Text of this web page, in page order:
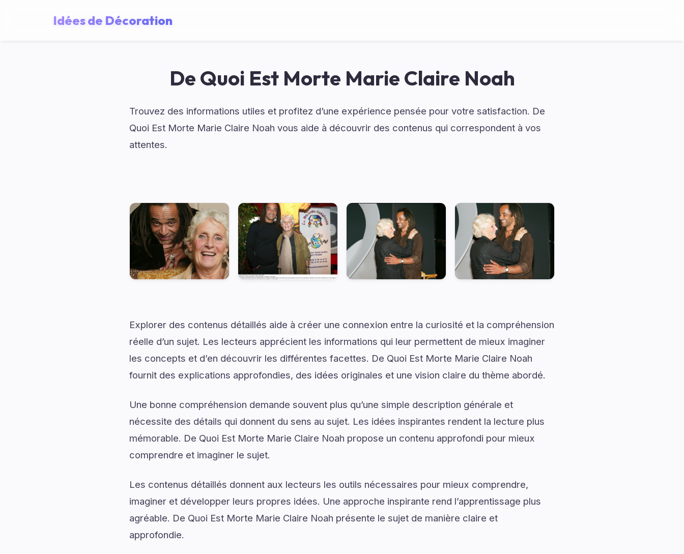
Idées de Décoration
De Quoi Est Morte Marie Claire Noah
Trouvez des informations utiles et profitez d’une expérience pensée pour votre satisfaction. De
Quoi Est Morte Marie Claire Noah vous aide à découvrir des contenus qui correspondent à vos
attentes.
Explorer des contenus détaillés aide à créer une connexion entre la curiosité et la compréhension
réelle d’un sujet. Les lecteurs apprécient les informations qui leur permettent de mieux imaginer
les concepts et d’en découvrir les différentes facettes. De Quoi Est Morte Marie Claire Noah
fournit des explications approfondies, des idées originales et une vision claire du thème abordé.
Une bonne compréhension demande souvent plus qu’une simple description générale et
nécessite des détails qui donnent du sens au sujet. Les idées inspirantes rendent la lecture plus
mémorable. De Quoi Est Morte Marie Claire Noah propose un contenu approfondi pour mieux
comprendre et imaginer le sujet.
Les contenus détaillés donnent aux lecteurs les outils nécessaires pour mieux comprendre,
imaginer et développer leurs propres idées. Une approche inspirante rend l’apprentissage plus
agréable. De Quoi Est Morte Marie Claire Noah présente le sujet de manière claire et
approfondie.